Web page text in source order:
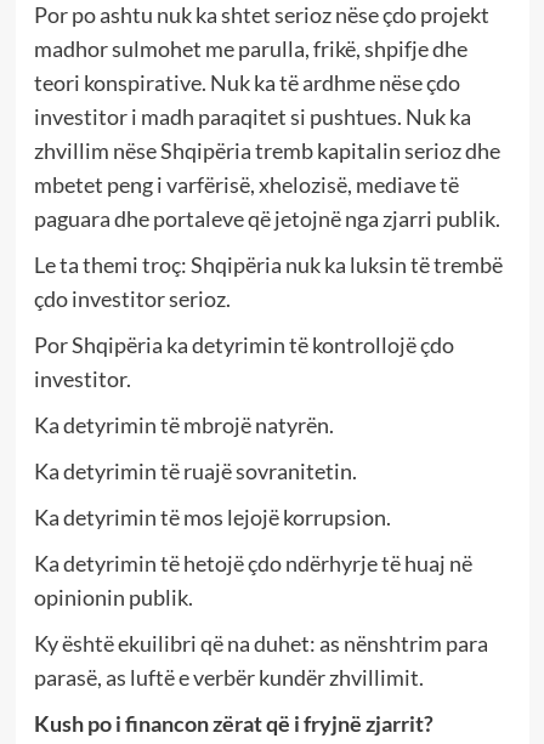
Por po ashtu nuk ka shtet serioz nëse çdo projekt
madhor sulmohet me parulla, frikë, shpifje dhe
teori konspirative. Nuk ka të ardhme nëse çdo
investitor i madh paraqitet si pushtues. Nuk ka
zhvillim nëse Shqipëria tremb kapitalin serioz dhe
mbetet peng i varfërisë, xhelozisë, mediave të
paguara dhe portaleve që jetojnë nga zjarri publik.
Le ta themi troç: Shqipëria nuk ka luksin të trembë
çdo investitor serioz.
Por Shqipëria ka detyrimin të kontrollojë çdo
investitor.
Ka detyrimin të mbrojë natyrën.
Ka detyrimin të ruajë sovranitetin.
Ka detyrimin të mos lejojë korrupsion.
Ka detyrimin të hetojë çdo ndërhyrje të huaj në
opinionin publik.
Ky është ekuilibri që na duhet: as nënshtrim para
parasë, as luftë e verbër kundër zhvillimit.
Kush po i financon zërat që i fryjnë zjarrit?